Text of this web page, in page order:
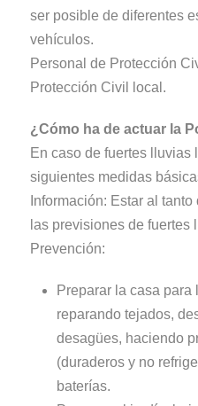
ser posible de diferentes
vehículos.
Personal de Protección
Protección Civil local.
¿Cómo ha de actuar la
En caso de fuertes lluvias
siguientes medidas
Información: Estar al
las previsiones de fuertes
Prevención:
Preparar la casa para
reparando tejados,
desagües, haciendo
(duraderos y no
baterías.